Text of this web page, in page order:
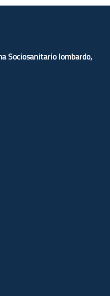
Sociosanitario lombardo,